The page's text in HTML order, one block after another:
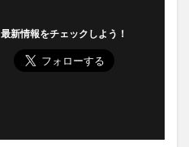
最新情報をチェックしよう！